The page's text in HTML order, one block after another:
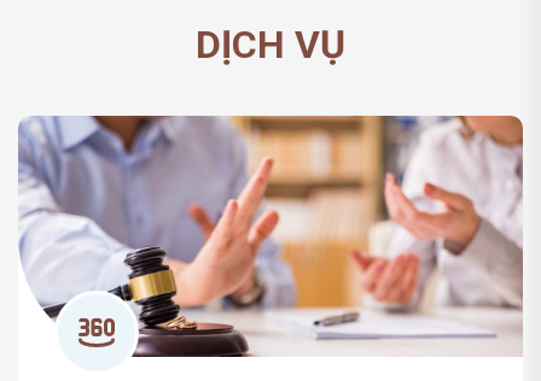
DỊCH VỤ